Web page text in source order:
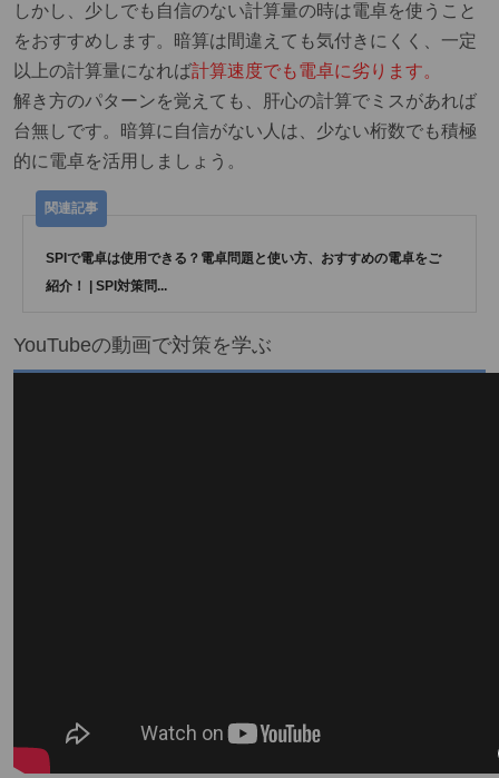
しかし、少しでも自信のない計算量の時は電卓を使うこと
をおすすめします。暗算は間違えても気付きにくく、一定
以上の計算量になれば計算速度でも電卓に劣ります。
解き方のパターンを覚えても、肝心の計算でミスがあれば
台無しです。暗算に自信がない人は、少ない桁数でも積極
的に電卓を活用しましょう。
SPIで電卓は使用できる？電卓問題と使い方、おすすめの電卓をご
紹介！ | SPI対策問...
YouTubeの動画で対策を学ぶ